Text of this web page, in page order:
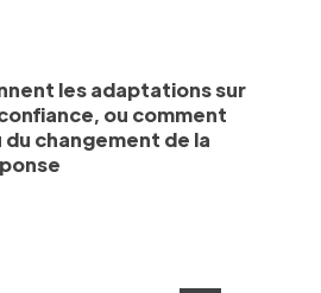
les adaptations sur
ou comment
changement de la